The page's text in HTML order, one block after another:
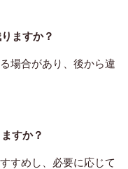
ますか？
場合があり、後から違
すか？
すめし、必要に応じて